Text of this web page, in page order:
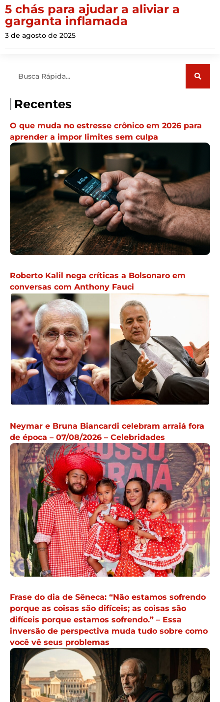
5 chás para ajudar a aliviar a
garganta inflamada
3 de agosto de 2025
Recentes
O que muda no estresse crônico em 2026 para
aprender a impor limites sem culpa
Roberto Kalil nega críticas a Bolsonaro em
conversas com Anthony Fauci
Neymar e Bruna Biancardi celebram arraiá fora
de época – 07/08/2026 – Celebridades
Frase do dia de Sêneca: “Não estamos sofrendo
porque as coisas são difíceis; as coisas são
difíceis porque estamos sofrendo.” – Essa
inversão de perspectiva muda tudo sobre como
você vê seus problemas